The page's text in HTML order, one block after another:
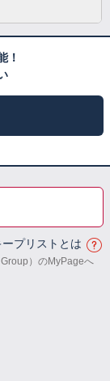
！
ープリストとは
）のMyPageへ